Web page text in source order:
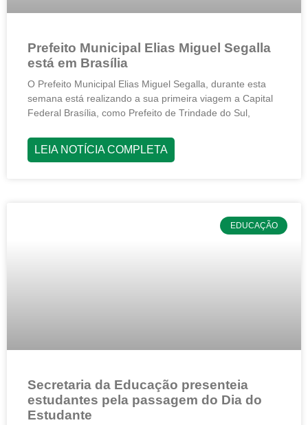
Prefeito Municipal Elias Miguel Segalla
está em Brasília
O Prefeito Municipal Elias Miguel Segalla, durante esta
semana está realizando a sua primeira viagem a Capital
Federal Brasília, como Prefeito de Trindade do Sul,
LEIA NOTÍCIA COMPLETA
EDUCAÇÃO
Secretaria da Educação presenteia
estudantes pela passagem do Dia do
Estudante